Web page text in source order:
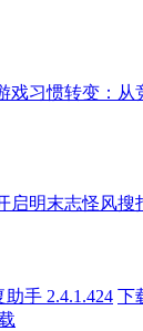
戏习惯转变：
启明末志怪风搜
手 2.4.1.424 下